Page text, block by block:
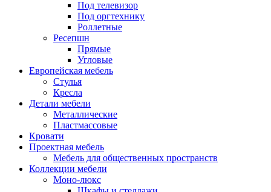
Под телевизор
Под оргтехнику
Роллетные
Ресепшн
Прямые
Угловые
Европейская мебель
Стулья
Кресла
Детали мебели
Металлические
Пластмассовые
Кровати
Проектная мебель
Мебель для общественных пространств
Коллекции мебели
Моно-люкс